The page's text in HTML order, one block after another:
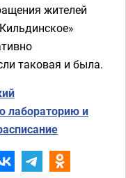
жителей
таковая и была.
лабораторию и